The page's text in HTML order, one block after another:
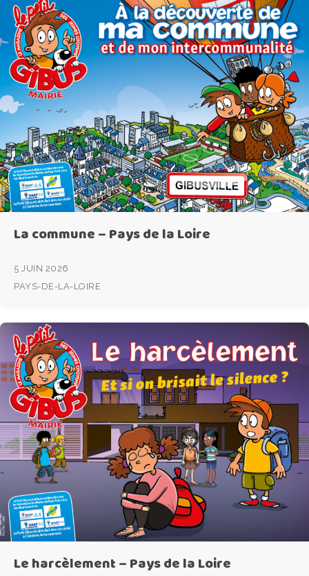
La commune – Pays de la Loire
5 JUIN 2026
PAYS-DE-LA-LOIRE
Le harcèlement – Pays de la Loire